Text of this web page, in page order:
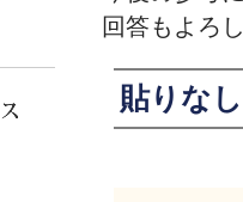
回答もよろ
貼りな